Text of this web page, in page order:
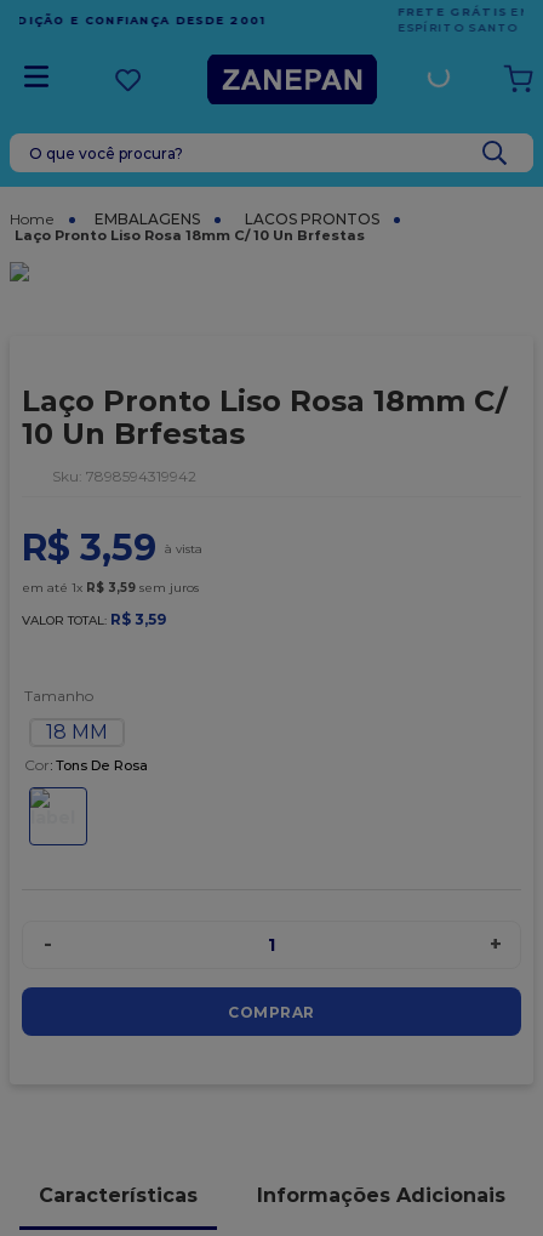
EM COMPRAS ACIMA DE R$1.000,00 PARA O
ESPÍRITO SANTO
O que você procura?
EMBALAGENS LACOS PRONTOS
Laço Pronto Liso Rosa 18mm C/ 10 Un Brfestas
Laço Pronto Liso Rosa 18mm C/
10 Un Brfestas
: 7898594319942
R$ 3,59
em até 1x R$ 3,59 sem juros
VALOR TOTAL: R$ 3,59
Tamanho
18 MM
Cor: Tons De Rosa
- 1 +
COMPRAR
Características Informações Adicionais
TERMOS MAIS BUSCADOS
leite condensado
6º
sacola
9º
granulado
10º chocolate